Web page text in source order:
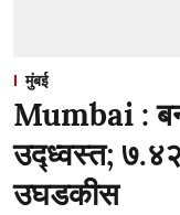
मुंबई
Mumbai :
उद्ध्वस्त;
उघडकीस